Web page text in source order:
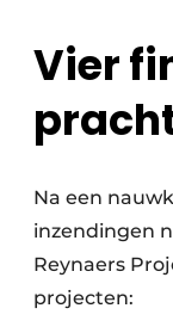
Vier
Na een
inzendingen
Reynaers
projecten: